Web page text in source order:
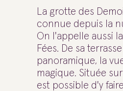
La grotte des
connue depuis la
On l'appelle aussi
Fées. De sa terrasse
panoramique, la
magique. Située
est possible d'y